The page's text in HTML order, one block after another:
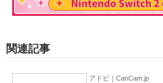
関連記事
アドビ｜CanCam.jp